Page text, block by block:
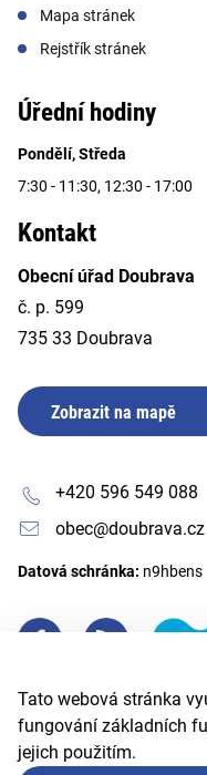
Tato webová stránka
fungování základních
jejich použitím.
Mapa stránek
Rejstřík stránek
Úřední hodiny
Pondělí, Středa
7:30 - 11:30, 12:30 - 17:00
Kontakt
Obecní úřad Doubrava
č. p. 599
735 33 Doubrava
Zobrazit na mapě
+420 596 549 088
obec@doubrava.cz
Datová schránka: n9hbens